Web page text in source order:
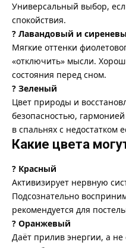
Универсальный выбор,
спокойствия.
? Лавандовый и
Мягкие оттенки
«отключить» мысли.
состояния перед сном.
? Зеленый
Цвет природы и
безопасностью,
в спальнях с недостатком
Какие цвета
? Красный
Активизирует нервную
Подсознательно
рекомендуется для
? Оранжевый
Даёт прилив энергии, а